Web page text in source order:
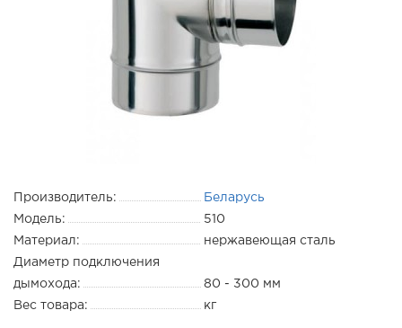
Производитель:
Беларусь
Модель:
510
Материал:
нержавеющая сталь
Диаметр подключения
дымохода:
80 - 300 мм
Вес товара:
кг